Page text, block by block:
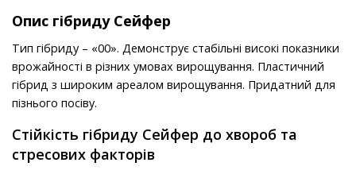
Опис гібриду Сейфер
Тип гібриду – «00». Демонструє стабільні високі показники
врожайності в різних умовах вирощування. Пластичний
гібрид з широким ареалом вирощування. Придатний для
пізнього посіву.
Стійкість гібриду Сейфер до хвороб та
стресових факторів